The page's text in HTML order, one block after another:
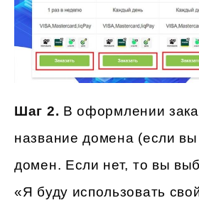
Шаг 2. В оформлении
название домена (если вы
домен. Если нет, то вы
«Я буду использовать